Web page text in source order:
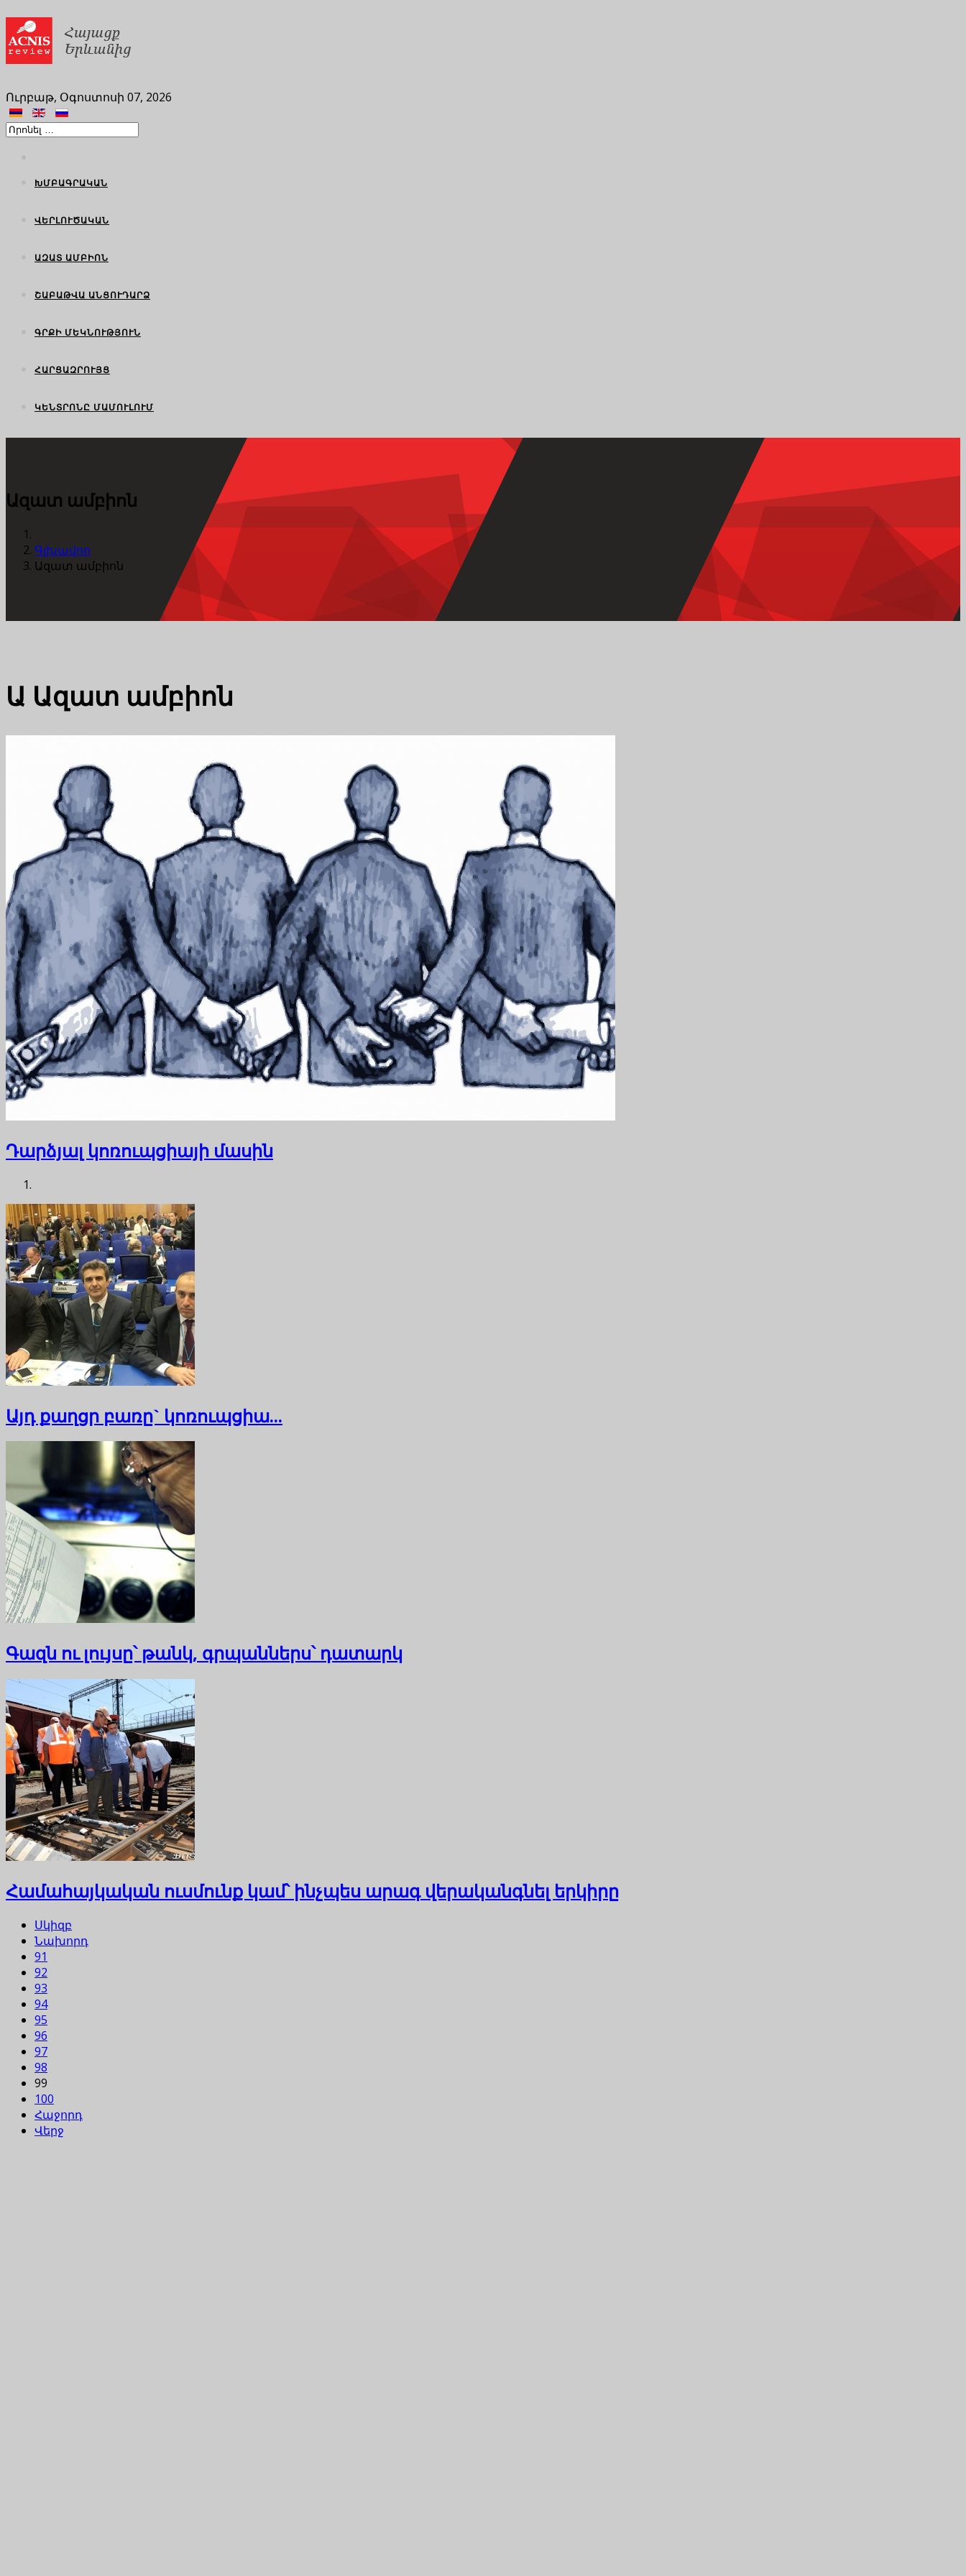
Ուրբաթ, Օգոստոսի 07, 2026
ԽՄԲԱԳՐԱԿԱՆ
ՎԵՐԼՈՒԾԱԿԱՆ
ԱԶԱՏ ԱՄԲԻՈՆ
ՇԱԲԱԹՎԱ ԱՆՑՈՒԴԱՐՁ
ԳՐՔԻ ՄԵԿՆՈՒԹՅՈՒՆ
ՀԱՐՑԱԶՐՈՒՅՑ
ԿԵՆՏՐՈՆԸ ՄԱՄՈՒԼՈՒՄ
Ազատ ամբիոն
Գլխավոր
Ազատ ամբիոն
Ա Ազատ ամբիոն
Դարձյալ կոռուպցիայի մասին
Այդ քաղցր բառը` կոռուպցիա...
Գազն ու լույսը՝ թանկ, գրպաններս՝ դատարկ
Համահայկական ուսմունք կամ՝ ինչպես արագ վերականգնել երկիրը
Սկիզբ
Նախորդ
91
92
93
94
95
96
97
98
99
100
Հաջորդ
Վերջ